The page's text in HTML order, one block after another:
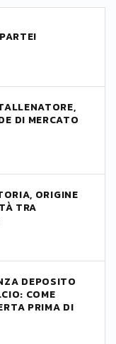
DI MERCATO
ORIGINE
TRA
DEPOSITO
COME
PRIMA DI